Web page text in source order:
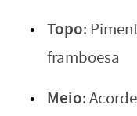
Topo:
framboesa
Meio: